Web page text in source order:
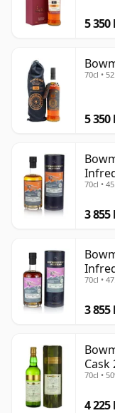
5 350
70cl •
5 350
70cl •
3 855
70cl •
3 855
70cl •
4 225